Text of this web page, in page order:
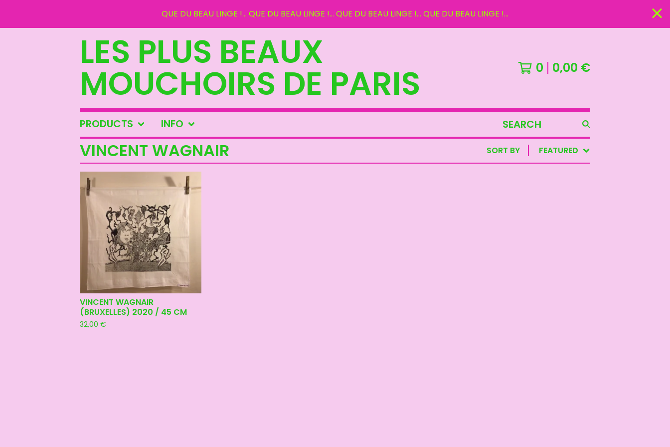
QUE DU BEAU LINGE !... QUE DU BEAU LINGE !... QUE DU BEAU LINGE !... QUE DU BEAU LINGE !...
LES PLUS BEAUX
MOUCHOIRS DE PARIS 0 0,00 €
PRODUCTS INFO
SEARCH
PRODUCTS
VINCENT WAGNAIR SORT BY FEATURED
VINCENT WAGNAIR
(BRUXELLES) 2020 / 45 CM
32,00 €